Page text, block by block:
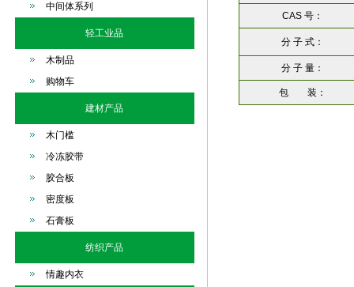
中间体系列
轻工业品
木制品
购物车
建材产品
木门槛
冷冻胶带
胶合板
密度板
石膏板
纺织产品
情趣内衣
CAS 号：
分 子 式：
分 子 量：
包 装：